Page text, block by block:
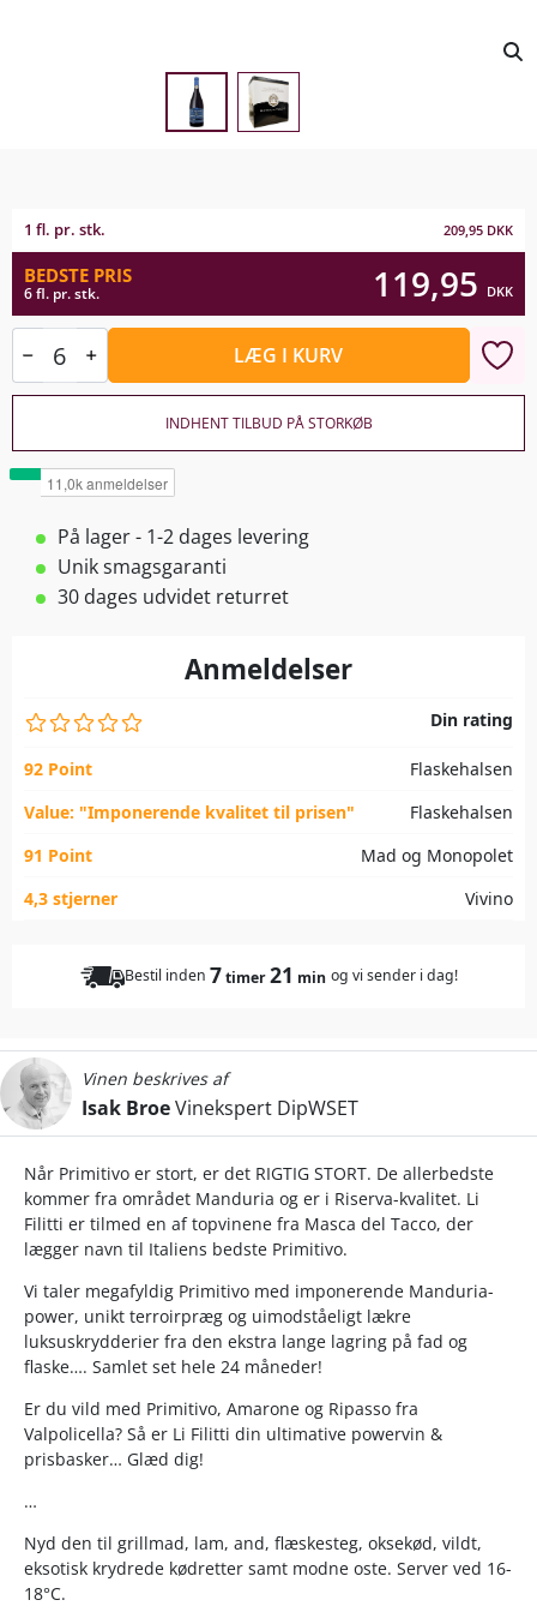
1 fl. pr. stk. 209,95 DKK
BEDSTE PRIS
6 fl. pr. stk. 119,95 DKK
LÆG I KURV
INDHENT TILBUD PÅ STORKØB
På lager - 1-2 dages levering
Unik smagsgaranti
30 dages udvidet returret
Anmeldelser
Din rating
92 Point
Flaskehalsen
Value: "Imponerende kvalitet til prisen"
Flaskehalsen
91 Point
Mad og Monopolet
4,3 stjerner
Vivino
Bestil inden 7timer21 min og vi sender i dag!
Vinen beskrives af
Isak BroeVinekspert DipWSET
Når Primitivo er stort, er det RIGTIG STORT. De allerbedste
kommer fra området Manduria og er i Riserva-kvalitet. Li
Filitti er tilmed en af topvinene fra Masca del Tacco, der
lægger navn til Italiens bedste Primitivo.
Vi taler megafyldig Primitivo med imponerende Manduria-
power, unikt terroirpræg og uimodståeligt lækre
luksuskrydderier fra den ekstra lange lagring på fad og
flaske…. Samlet set hele 24 måneder!
Er du vild med Primitivo, Amarone og Ripasso fra
Valpolicella? Så er Li Filitti din ultimative powervin &
prisbasker… Glæd dig!
…
Nyd den til grillmad, lam, and, flæskesteg, oksekød, vildt,
eksotisk krydrede kødretter samt modne oste. Server ved 16-
18°C.